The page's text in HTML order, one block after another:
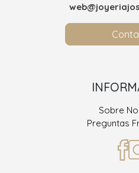
Sobre
Preguntas